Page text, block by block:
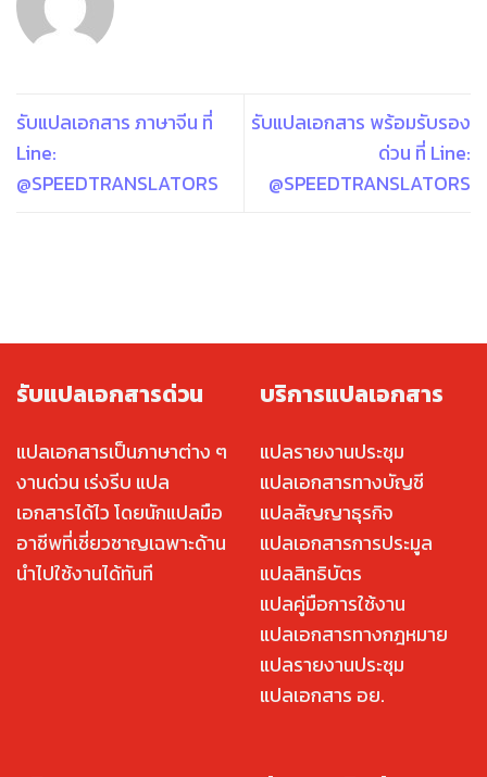
รับแปลเอกสาร ภาษาจีน ที่
Line:
@SPEEDTRANSLATORS
รับแปลเอกสาร พร้อมรับรอง
ด่วน ที่ Line:
@SPEEDTRANSLATORS
รับแปลเอกสารด่วน
แปลเอกสารเป็นภาษาต่าง ๆ
งานด่วน เร่งรีบ แปล
เอกสารได้ไว โดยนักแปลมือ
อาชีพที่เชี่ยวชาญเฉพาะด้าน
นำไปใช้งานได้ทันที
บริการแปลเอกสาร
แปลรายงานประชุม
แปลเอกสารทางบัญชี
แปลสัญญาธุรกิจ
แปลเอกสารการประมูล
แปลสิทธิบัตร
แปลคู่มือการใช้งาน
แปลเอกสารทางกฎหมาย
แปลรายงานประชุม
แปลเอกสาร อย.